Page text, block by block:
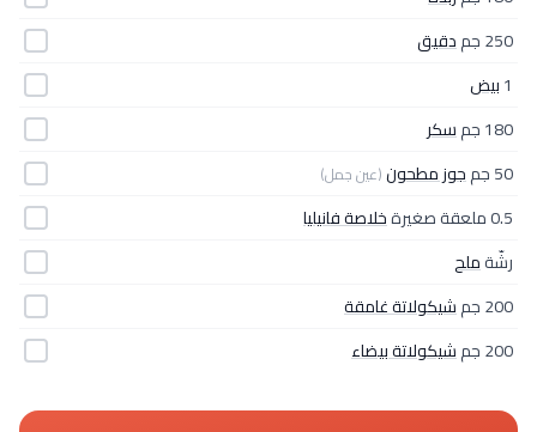
250 جم
دقيق
1بيض
180 جم
سكر
50 جم
جوز مطحون(عين جمل)
0.5 ملعقة صغيرة
خلاصة فانيليا
رشّةملح
200 جم
شيكولاتة غامقة
200 جم
شيكولاتة بيضاء